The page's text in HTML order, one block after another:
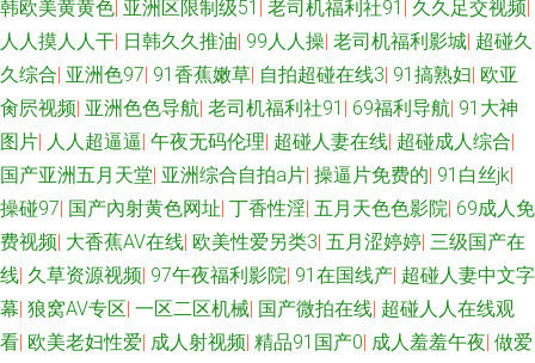
韩欧美黄黄色| 亚洲区限制级51 | 老司机福利社91 | 久久足交视频|
人人摸人人干| 日韩久久推油| 99人人操| 老司机福利影城| 超碰久
久综合| 亚洲色97| 91香蕉嫩草| 自拍超碰在线3| 91搞熟妇| 欧亚
肏屄视频| 亚洲色色导航| 老司机福利社91 | 69福利导航| 91大神
图片| 人人超逼逼| 午夜无码伦理| 超碰人妻在线| 超碰成人综合|
国产亚洲五月天堂| 亚洲综合自拍a片| 操逼片免费的| 91白丝jk|
操碰97| 国产內射黄色网址| 丁香性淫| 五月天色色影院| 69成人免
费视频| 大香蕉AV在线| 欧美性爱另类3| 五月涩婷婷| 三级国产在
线| 久草资源视频| 97午夜福利影院| 91在国线产| 超碰人妻中文字
幕| 狼窝AV专区| 一区二区机械| 国产微拍在线| 超碰人人在线观
看| 欧美老妇性爱| 成人射视频| 精品91国产0| 成人羞羞午夜| 做爱